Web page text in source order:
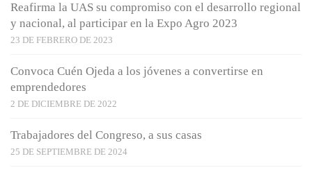
Reafirma la UAS su compromiso con el desarrollo regional
y nacional, al participar en la Expo Agro 2023
23 DE FEBRERO DE 2023
Convoca Cuén Ojeda a los jóvenes a convertirse en
emprendedores
2 DE DICIEMBRE DE 2022
Trabajadores del Congreso, a sus casas
25 DE SEPTIEMBRE DE 2024